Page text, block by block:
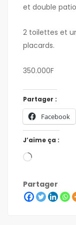
et double
2 toilettes et
placards.
350.000F
Partager :
Facebook
J’aime ça :
Partager